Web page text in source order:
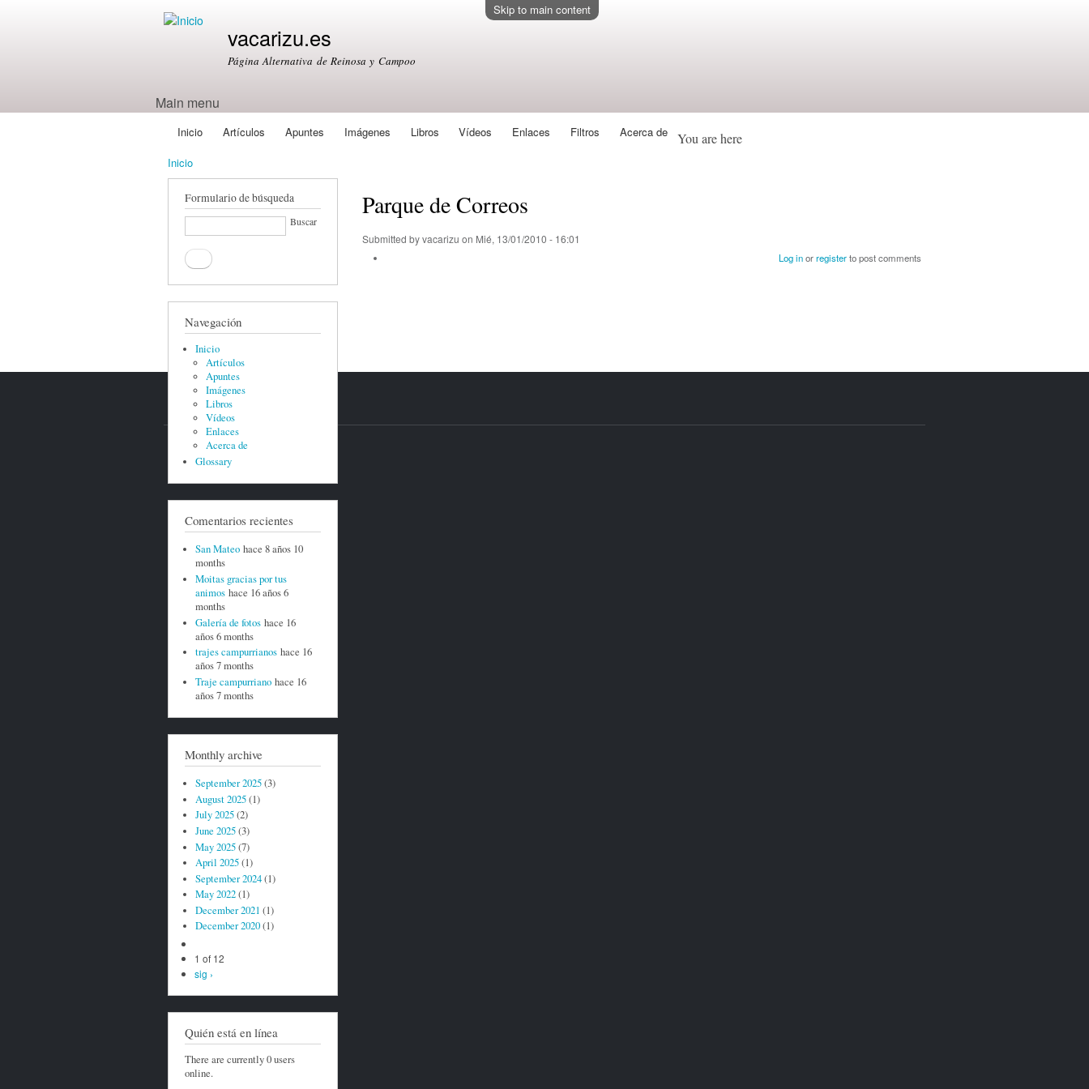
Skip to main content
vacarizu.es
Página Alternativa de Reinosa y Campoo
Main menu
Inicio Artículos Apuntes Imágenes Libros Vídeos Enlaces Filtros Acerca de You are here
Inicio
Formulario de búsqueda
Buscar
Navegación
Inicio
Artículos
Apuntes
Imágenes
Libros
Vídeos
Enlaces
Acerca de
Glossary
Comentarios recientes
San Mateo hace 8 años 10
months
Moitas gracias por tus
animos hace 16 años 6
months
Galería de fotos hace 16
años 6 months
trajes campurrianos hace 16
años 7 months
Traje campurriano hace 16
años 7 months
Monthly archive
September 2025(3)
August 2025(1)
July 2025(2)
June 2025(3)
May 2025(7)
April 2025(1)
September 2024(1)
May 2022(1)
December 2021 (1)
December 2020(1)
1 of 12
sig ›
Quién está en línea
There are currently 0 users
online.
Parque de Correos
Submitted byvacarizu on Mié, 13/01/2010 - 16:01
Log inorregisterto post comments